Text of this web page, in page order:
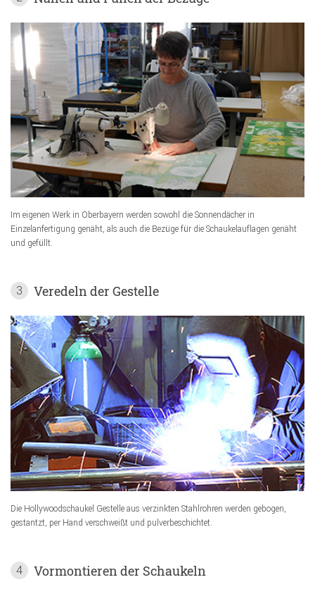
Im eigenen Werk in Oberbayern werden sowohl die Sonnendächer in
Einzelanfertigung genäht, als auch die Bezüge für die Schaukelauflagen genäht
und gefüllt.
3 Veredeln der Gestelle
Die Hollywoodschaukel Gestelle aus verzinkten Stahlrohren werden gebogen,
gestantzt, per Hand verschweißt und pulverbeschichtet.
4 Vormontieren der Schaukeln